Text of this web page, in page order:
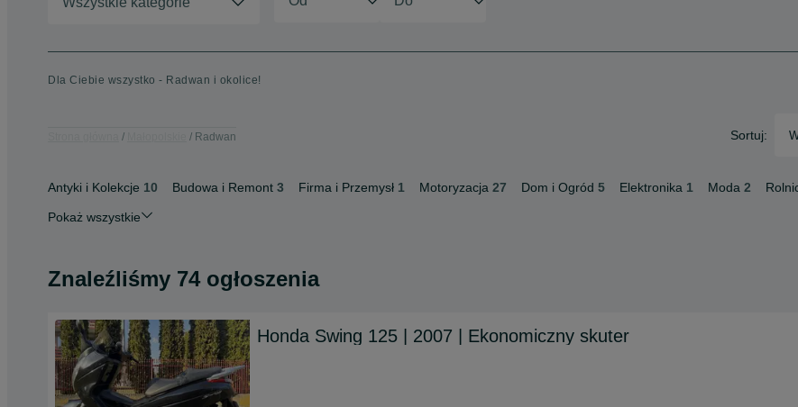
Dla Ciebie wszystko - Radwan i okolice!
Radwan Sortuj:
Antyki i Kolekcje 10 Budowa i Remont 3 Firma i Przemysł 1 Motoryzacja 27 Dom i Ogród 5 Elektronika 1 Moda 2
Pokaż wszystkie
Znaleźliśmy 74 ogłoszenia
Honda Swing 125 | 2007 | Ekonomiczny skuter